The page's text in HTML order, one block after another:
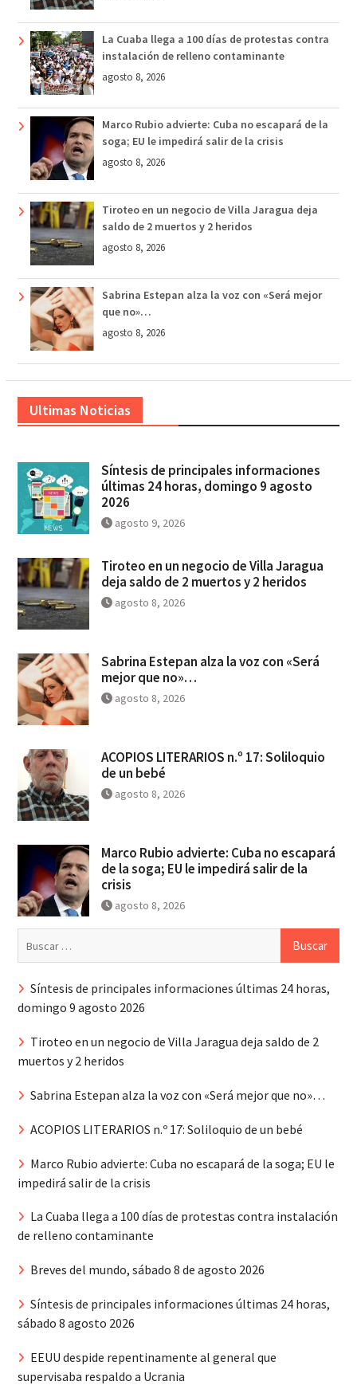
La Cuaba llega a 100 días de protestas contra
instalación de relleno contaminante
agosto 8, 2026
Marco Rubio advierte: Cuba no escapará de la
soga; EU le impedirá salir de la crisis
agosto 8, 2026
Tiroteo en un negocio de Villa Jaragua deja
saldo de 2 muertos y 2 heridos
agosto 8, 2026
Sabrina Estepan alza la voz con «Será mejor
que no»…
agosto 8, 2026
Ultimas Noticias
Síntesis de principales informaciones
últimas 24 horas, domingo 9 agosto
2026
agosto 9, 2026
Tiroteo en un negocio de Villa Jaragua
deja saldo de 2 muertos y 2 heridos
agosto 8, 2026
Sabrina Estepan alza la voz con «Será
mejor que no»…
agosto 8, 2026
ACOPIOS LITERARIOS n.º 17: Soliloquio
de un bebé
agosto 8, 2026
Marco Rubio advierte: Cuba no escapará
de la soga; EU le impedirá salir de la
crisis
agosto 8, 2026
Síntesis de principales informaciones últimas 24 horas,
domingo 9 agosto 2026
Tiroteo en un negocio de Villa Jaragua deja saldo de 2
muertos y 2 heridos
Sabrina Estepan alza la voz con «Será mejor que no»…
ACOPIOS LITERARIOS n.º 17: Soliloquio de un bebé
Marco Rubio advierte: Cuba no escapará de la soga; EU le
impedirá salir de la crisis
La Cuaba llega a 100 días de protestas contra instalación
de relleno contaminante
Breves del mundo, sábado 8 de agosto 2026
Síntesis de principales informaciones últimas 24 horas,
sábado 8 agosto 2026
EEUU despide repentinamente al general que
supervisaba respaldo a Ucrania